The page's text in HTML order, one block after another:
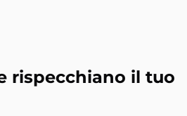
rispecchiano il tuo